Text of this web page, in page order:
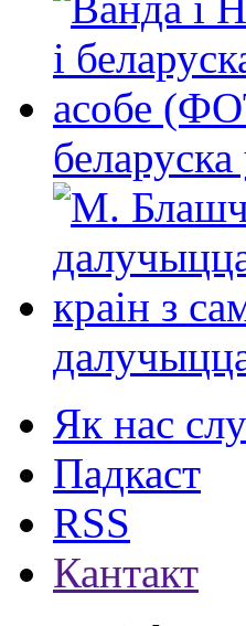
Як нас
Падкаст
RSS
Кантакт